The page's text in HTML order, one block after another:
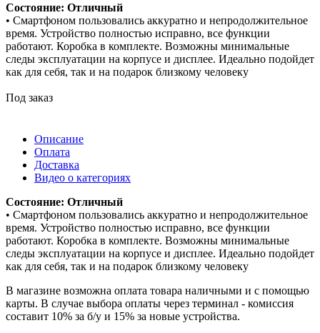
Состояние: Отличный
• Смартфоном пользовались аккуратно и непродолжительное
время. Устройство полностью исправно, все функции
работают. Коробка в комплекте. Возможны минимальные
следы эксплуатации на корпусе и дисплее. Идеально подойдет
как для себя, так и на подарок близкому человеку
Под заказ
Описание
Оплата
Доставка
Видео о категориях
Состояние: Отличный
• Смартфоном пользовались аккуратно и непродолжительное
время. Устройство полностью исправно, все функции
работают. Коробка в комплекте. Возможны минимальные
следы эксплуатации на корпусе и дисплее. Идеально подойдет
как для себя, так и на подарок близкому человеку
В магазине возможна оплата товара наличными и с помощью
карты. В случае выбора оплаты через терминал - комиссия
составит 10% за б/у и 15% за новые устройства.